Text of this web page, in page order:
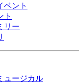
ベント
ト
リー
ュージカル